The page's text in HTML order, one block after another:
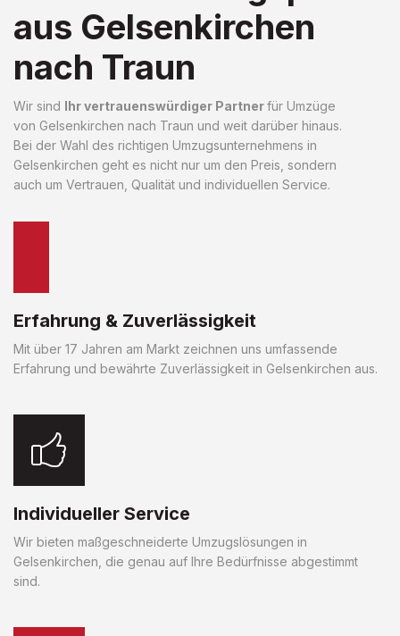
aus Gelsenkirchen
nach Traun
Wir sind Ihr vertrauenswürdiger Partnerfür Umzüge
von Gelsenkirchen nach Traun und weit darüber hinaus.
Bei der Wahl des richtigen Umzugsunternehmens in
Gelsenkirchen geht es nicht nur um den Preis, sondern
auch um Vertrauen, Qualität und individuellen Service.
Erfahrung & Zuverlässigkeit
Mit über 17 Jahren am Markt zeichnen uns umfassende
Erfahrung und bewährte Zuverlässigkeit in Gelsenkirchen aus.
Individueller Service
Wir bieten maßgeschneiderte Umzugslösungen in
Gelsenkirchen, die genau auf Ihre Bedürfnisse abgestimmt
sind.